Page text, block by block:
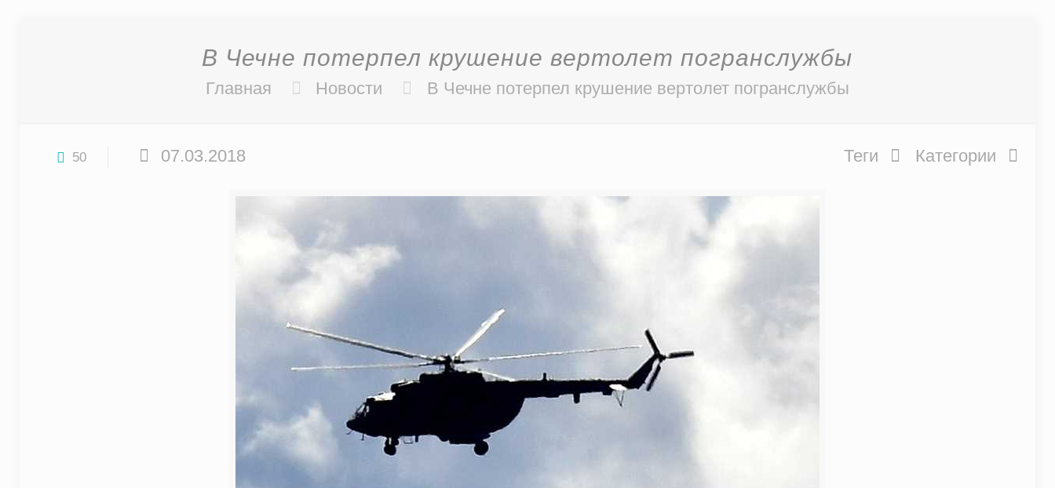
В Чечне потерпел крушение вертолет погранслужбы
Главная Новости В Чечне потерпел крушение вертолет погранслужбы
50 07.03.2018 Категории
Теги